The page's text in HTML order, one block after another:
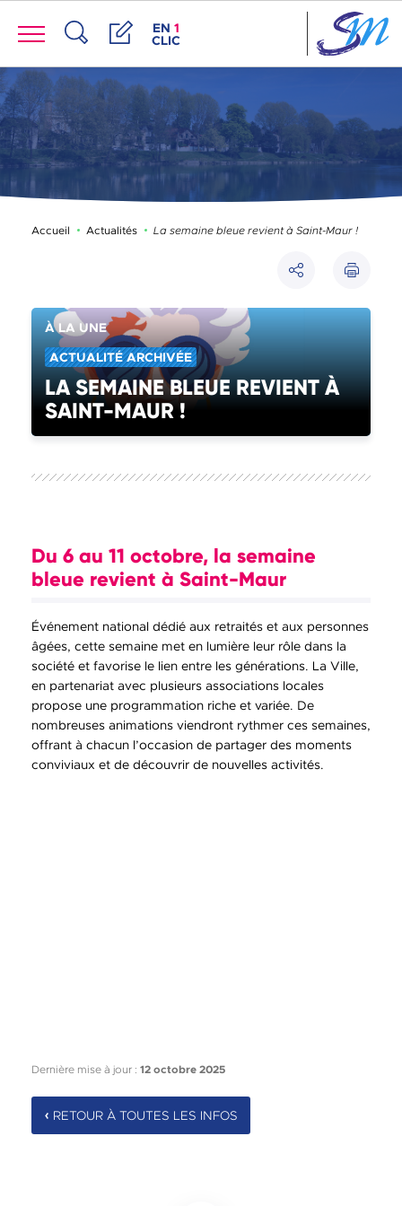
Menu ACCÈS DE LA FENÊTRE DES
EN 1
CLIC
Accueil Actualités La semaine bleue revient à Saint-Maur !
Partager
Imprimer
ACTUALITÉ ARCHIVÉE
LA SEMAINE BLEUE REVIENT À
SAINT-MAUR !
CATÉGORIE(S) :
À LA UNE
Du 6 au 11 octobre, la semaine
bleue revient à Saint-Maur
Événement national dédié aux retraités et aux personnes
âgées, cette semaine met en lumière leur rôle dans la
société et favorise le lien entre les générations. La Ville,
en partenariat avec plusieurs associations locales
propose une programmation riche et variée. De
nombreuses animations viendront rythmer ces semaines,
offrant à chacun l’occasion de partager des moments
conviviaux et de découvrir de nouvelles activités.
Dernière mise à jour : 12 octobre 2025
RETOUR À TOUTES LES INFOS
Panneau de gestion des cookies